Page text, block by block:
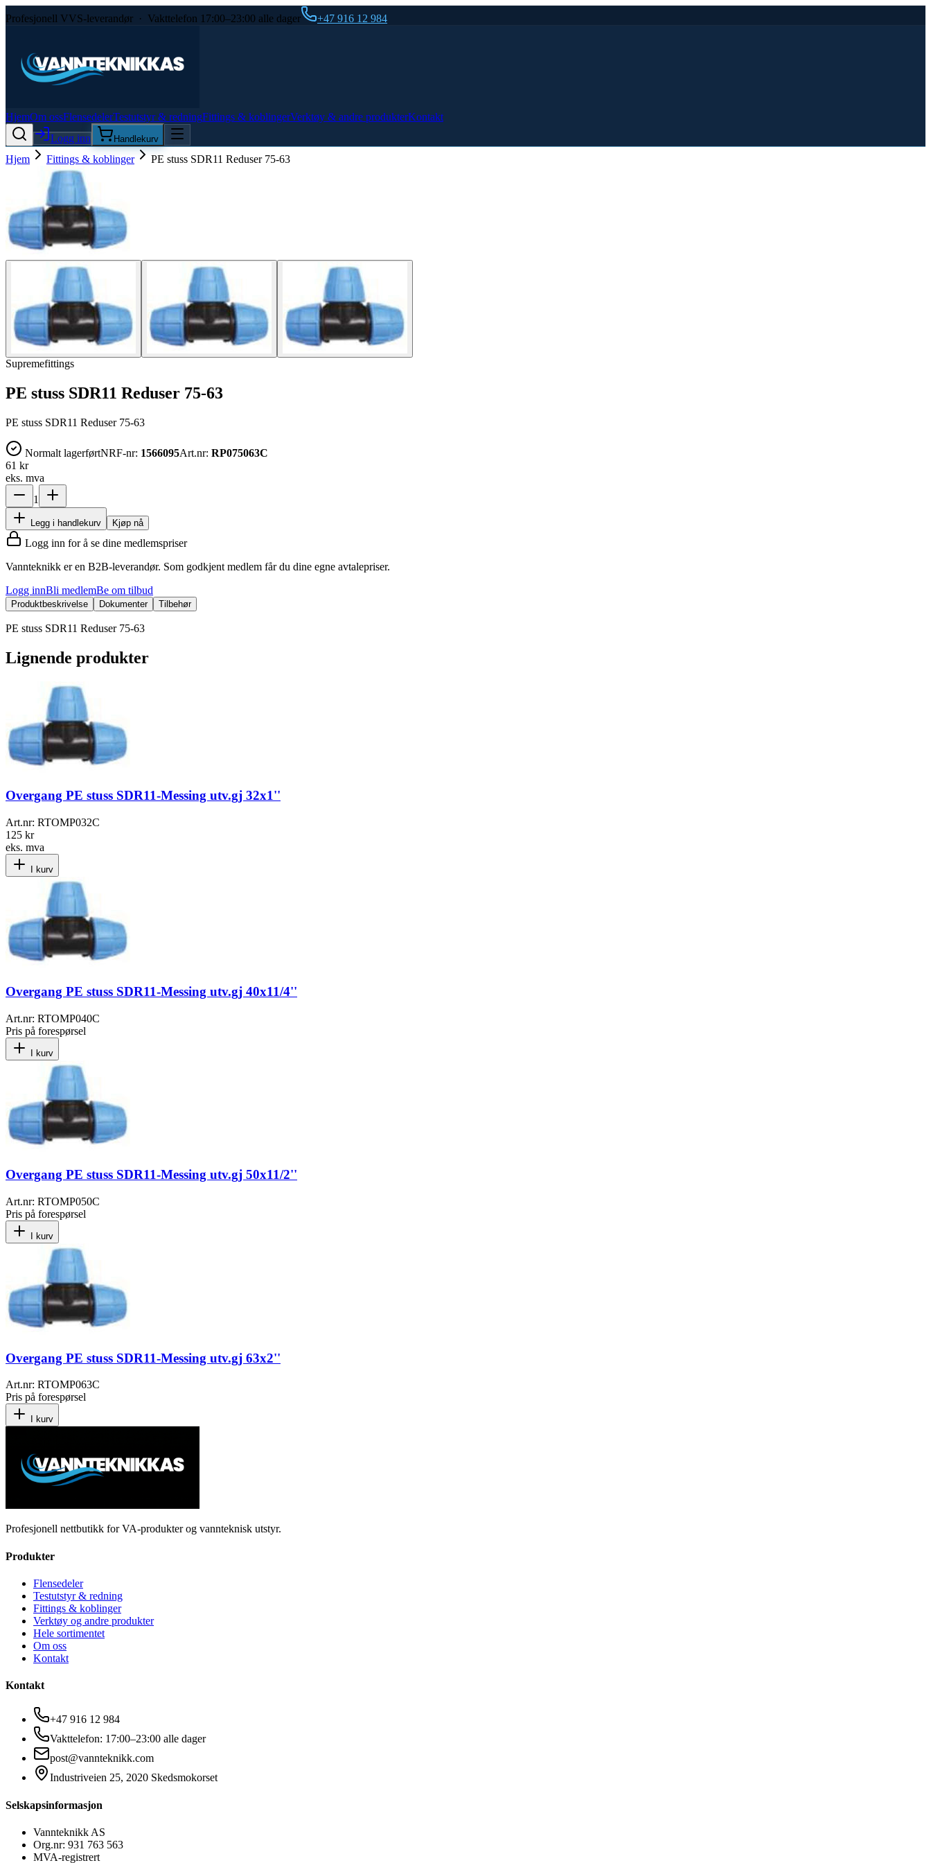
Profesjonell VVS-leverandør · Vakttelefon 17:00–23:00 alle dager +47 916 12 984
HjemOm ossFlensedelerTestutstyr & redningFittings & koblingerVerktøy & andre produkterKontakt
Logg inn
Handlekurv
Hjem Fittings & koblinger PE stuss SDR11 Reduser 75-63
Supremefittings
PE stuss SDR11 Reduser 75-63
PE stuss SDR11 Reduser 75-63
Normalt lagerførtNRF-nr: 1566095Art.nr: RP075063C
61 kr
eks. mva
1
Legg i handlekurv Kjøp nå
Logg inn for å se dine medlemspriser
Vannteknikk er en B2B-leverandør. Som godkjent medlem får du dine egne avtalepriser.
Logg innBli medlemBe om tilbud
Produktbeskrivelse Dokumenter Tilbehør
PE stuss SDR11 Reduser 75-63
Lignende produkter
Overgang PE stuss SDR11-Messing utv.gj 32x1''
Art.nr: RTOMP032C
125 kr
eks. mva
I kurv
Overgang PE stuss SDR11-Messing utv.gj 40x11/4''
Art.nr: RTOMP040C
Pris på forespørsel
I kurv
Overgang PE stuss SDR11-Messing utv.gj 50x11/2''
Art.nr: RTOMP050C
Pris på forespørsel
I kurv
Overgang PE stuss SDR11-Messing utv.gj 63x2''
Art.nr: RTOMP063C
Pris på forespørsel
I kurv
Profesjonell nettbutikk for VA-produkter og vannteknisk utstyr.
Produkter
Flensedeler
Testutstyr & redning
Fittings & koblinger
Verktøy og andre produkter
Hele sortimentet
Om oss
Kontakt
Kontakt
+47 916 12 984
Vakttelefon: 17:00–23:00 alle dager
post@vannteknikk.com
Industriveien 25, 2020 Skedsmokorset
Selskapsinformasjon
Vannteknikk AS
Org.nr: 931 763 563
MVA-registrert